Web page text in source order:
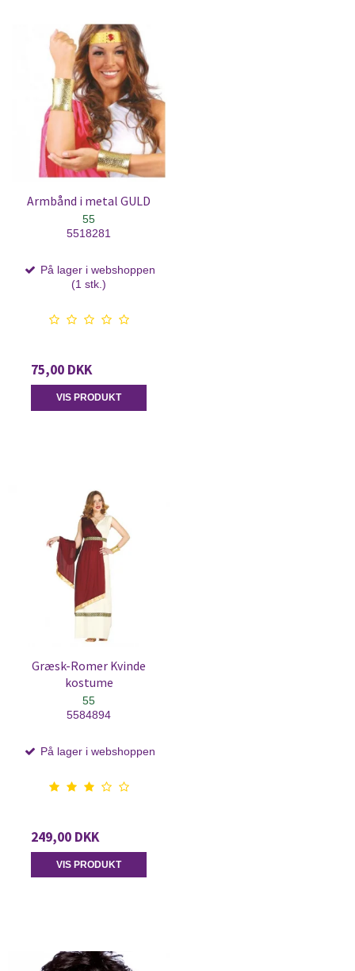
Armbånd i metal GULD
55
5518281
På lager i webshoppen
(1 stk.)
75,00 DKK
VIS PRODUKT
Græsk-Romer Kvinde
kostume
55
5584894
På lager i webshoppen
249,00 DKK
VIS PRODUKT